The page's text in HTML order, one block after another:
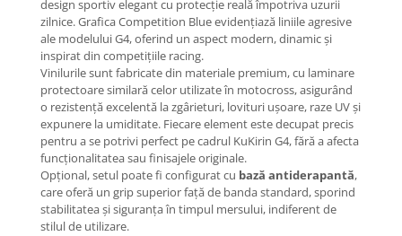
Localizatoare GPS
Mecanică
Furci / mânere principale &
secundare
Pliere, pasadores & tije
Crickuri / suporturi parcare
Suspensii & amortizoare
Rulmenți
Transmisii & lanțuri
Claxoane / sonerii (timbres)
design sportiv elegant cu protecție reală împotriva uzurii
zilnice. Grafica Competition Blue evidențiază liniile agresive
ale modelului G4, oferind un aspect modern, dinamic și
inspirat din competițiile racing.
Vinilurile sunt fabricate din materiale premium, cu laminare
protectoare similară celor utilizate în motocross, asigurând
o rezistență excelentă la zgârieturi, lovituri ușoare, raze UV și
expunere la umiditate. Fiecare element este decupat precis
pentru a se potrivi perfect pe cadrul KuKirin G4, fără a afecta
funcționalitatea sau finisajele originale.
Opțional, setul poate fi configurat cu bază antiderapantă,
care oferă un grip superior față de banda standard, sporind
stabilitatea și siguranța în timpul mersului, indiferent de
stilul de utilizare.